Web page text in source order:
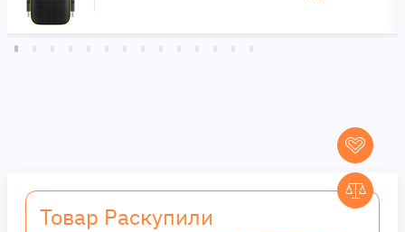
Товар Раскупили